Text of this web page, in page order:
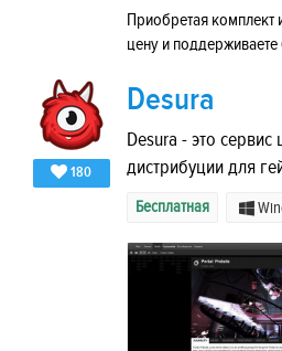
Приобретая комплект
цену и поддерживаете
180
Desura
Desura - это
дистрибуции для
Бесплатная